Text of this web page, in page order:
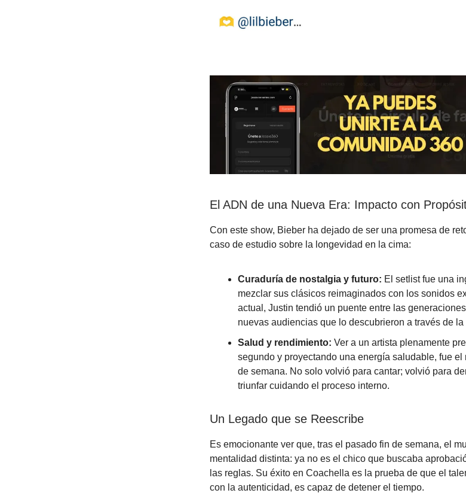
El ADN de una Nueva Era: Impacto con
Con este show, Bieber ha dejado de ser una promesa de
caso de estudio sobre la longevidad en la cima:
Curaduría de nostalgia y futuro: El setlist fue una
mezclar sus clásicos reimaginados con los sonidos
actual, Justin tendió un puente entre las
nuevas audiencias que lo descubrieron a través de la
Salud y rendimiento: Ver a un artista plenamente
segundo y proyectando una energía saludable, fue el
de semana. No solo volvió para cantar; volvió para
triunfar cuidando el proceso interno.
Un Legado que se Reescribe
Es emocionante ver que, tras el pasado fin de semana, el
mentalidad distinta: ya no es el chico que buscaba
las reglas. Su éxito en Coachella es la prueba de que el
con la autenticidad, es capaz de detener el tiempo.